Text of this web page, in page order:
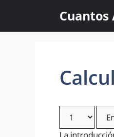
content
Cuantos